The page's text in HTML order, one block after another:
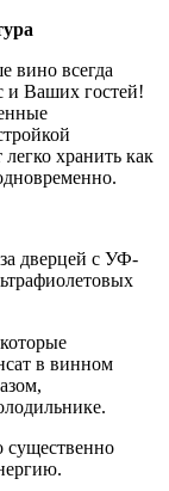
вино всегда
и Ваших гостей!
хранить как
дверцей с УФ-
в винном
существенно